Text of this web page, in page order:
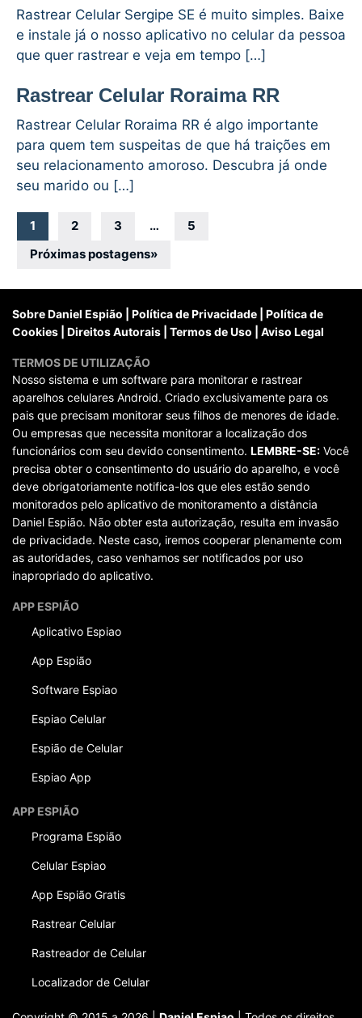
Rastrear Celular Sergipe SE é muito simples. Baixe
e instale já o nosso aplicativo no celular da pessoa
que quer rastrear e veja em tempo […]
Rastrear Celular Roraima RR
Rastrear Celular Roraima RR é algo importante
para quem tem suspeitas de que há traições em
seu relacionamento amoroso. Descubra já onde
seu marido ou […]
Navegação
por
posts
1 2 3 …
5
Próximas postagens»
Sobre Daniel Espião Política de Privacidade
Política de
Cookies
Direitos Autorais Termos de Uso Aviso Legal
TERMOS DE UTILIZAÇÃO
Nosso sistema e um software para monitorar e rastrear
aparelhos celulares Android. Criado exclusivamente para os
pais que precisam monitorar seus filhos de menores de idade.
Ou empresas que necessita monitorar a localização dos
funcionários com seu devido consentimento. LEMBRE-SE: Você
precisa obter o consentimento do usuário do aparelho, e você
deve obrigatoriamente notifica-los que eles estão sendo
monitorados pelo aplicativo de monitoramento a distância
Daniel Espião. Não obter esta autorização, resulta em invasão
de privacidade. Neste caso, iremos cooperar plenamente com
as autoridades, caso venhamos ser notificados por uso
inapropriado do aplicativo.
APP ESPIÃO
Aplicativo Espiao
App Espião
Software Espiao
Espiao Celular
Espião de Celular
Espiao App
APP ESPIÃO
Programa Espião
Celular Espiao
App Espião Gratis
Rastrear Celular
Rastreador de Celular
Localizador de Celular